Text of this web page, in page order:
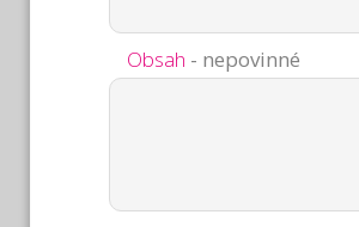
Obsah - nepovinné